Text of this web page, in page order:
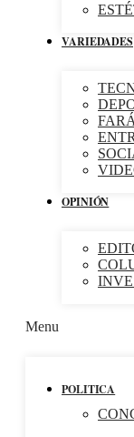
VARIEDADES
OPINIÓN
Menu
POLITICA